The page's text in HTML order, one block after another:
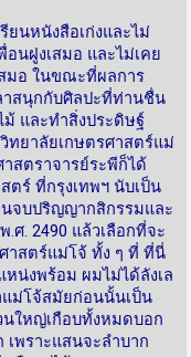
หนังสือเก่งและไม่
นฝูงเสมอ และไม่เคย
สมอ ในขณะที่ผลการ
าสนุกกับศิลปะที่ท่านชื่น
และทำสิ่งประดิษฐ์
ทยาลัยเกษตรศาสตร์แม่
สตราจารย์ระพีก็ได้
ร์ ที่กรุงเทพฯ นับเป็น
จบปริญญากสิกรรมและ
. 2490 แล้วเลือกที่จะ
าสตร์แม่โจ้ ทั้ง ๆ ที่ ที่นี่
น่งพร้อม ผมไม่ได้ลังเล
แม่โจ้สมัยก่อนนั้นเป็น
นใหญ่เกือบทั้งหมดบอก
พราะแสนจะลำบาก